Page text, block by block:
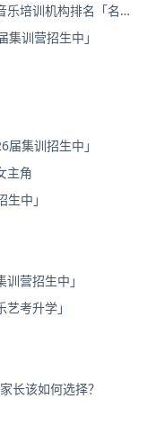
培训机构排名「名师
训营招生中」
集训招生中」
主角
中」
营招生中」
考升学」
长该如何选择？